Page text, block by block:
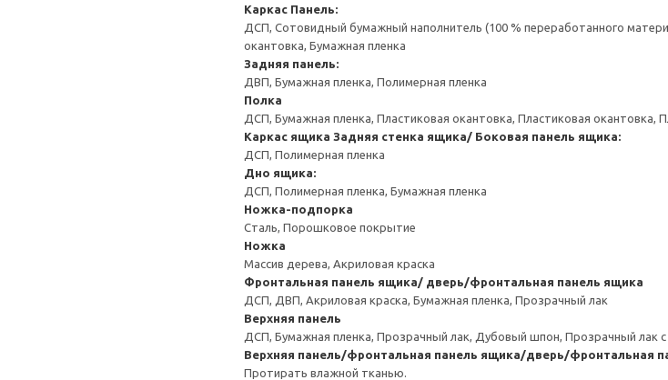
Каркас Панель:
ДСП, Сотовидный бумажный наполнитель (100 % переработанного
окантовка, Бумажная пленка
Задняя панель:
ДВП, Бумажная пленка, Полимерная пленка
Полка
ДСП, Бумажная пленка, Пластиковая окантовка, Пластиковая окантовка,
Каркас ящика Задняя стенка ящика/ Боковая панель ящика:
ДСП, Полимерная пленка
Дно ящика:
ДСП, Полимерная пленка, Бумажная пленка
Ножка-подпорка
Сталь, Порошковое покрытие
Ножка
Массив дерева, Акриловая краска
Фронтальная панель ящика/ дверь/фронтальная панель ящика
ДСП, ДВП, Акриловая краска, Бумажная пленка, Прозрачный лак
Верхняя панель
ДСП, Бумажная пленка, Прозрачный лак, Дубовый шпон, Прозрачный лак
Верхняя панель/фронтальная панель ящика/дверь/фронтальная
Протирать влажной тканью.